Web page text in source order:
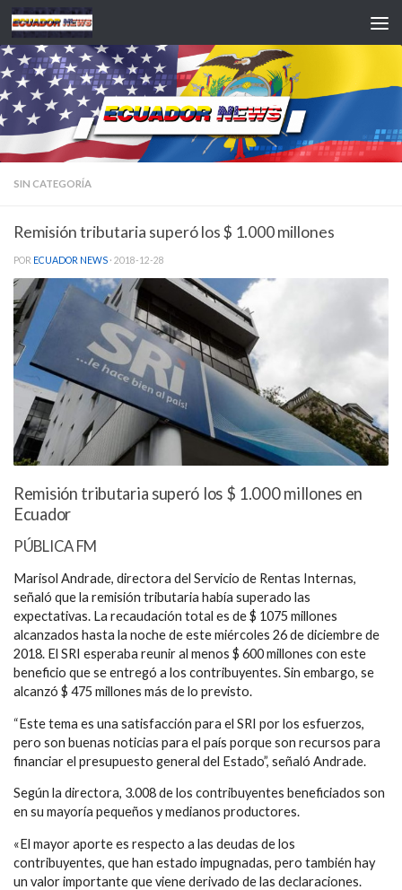
Saltar al contenido
SIN CATEGORÍA
Remisión tributaria superó los $ 1.000 millones
POR ECUADOR NEWS · 2018-12-28
Remisión tributaria superó los $ 1.000 millones en
Ecuador
PÚBLICA FM
Marisol Andrade, directora del Servicio de Rentas Internas,
señaló que la remisión tributaria había superado las
expectativas. La recaudación total es de $ 1075 millones
alcanzados hasta la noche de este miércoles 26 de diciembre de
2018. El SRI esperaba reunir al menos $ 600 millones con este
beneficio que se entregó a los contribuyentes. Sin embargo, se
alcanzó $ 475 millones más de lo previsto.
“Este tema es una satisfacción para el SRI por los esfuerzos,
pero son buenas noticias para el país porque son recursos para
financiar el presupuesto general del Estado”, señaló Andrade.
Según la directora, 3.008 de los contribuyentes beneficiados son
en su mayoría pequeños y medianos productores.
«El mayor aporte es respecto a las deudas de los
contribuyentes, que han estado impugnadas, pero también hay
un valor importante que viene derivado de las declaraciones.